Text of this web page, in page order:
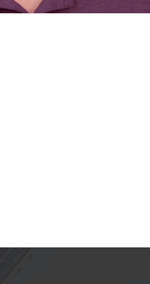
学会副理事长，重